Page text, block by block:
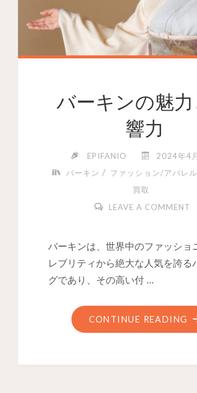
バーキンの魅
響力
EPIFANIO
2024年4
バーキン / ファッション/アパレ
買取
LEAVE A COMMENT
バーキンは、世界中のファッショ
レブリティから絶大な人気を誇る
グであり、その高い付 …
CONTINUE READING